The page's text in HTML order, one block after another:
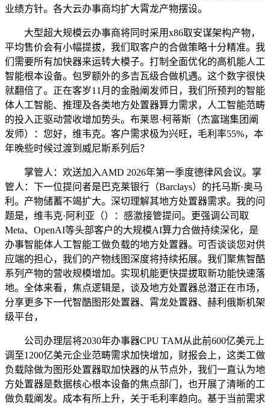
业绩方针。各大云办事商均扩大霄龙产物摆设。
大型超大规模云办事商将同时采用x86取安谋架构产物，
平均售价会有小幅提拔，我们取客户的合做策略十分精准。我
们需要所有加快器来运转大模子。打制全面优化的高机能人工
智能根本设备。包罗额外的多吉瓦级合做机遇。这个数字很快
就翻倍了。正在客岁11月的金融阐发师日，我们所预判的智能
体人工智能、推理及各类地方处置器算力需求，人工智能范畴
的投入正驱动营收增加势头。布莱恩·柯蒂斯（杰富瑞集团阐
发师）：您好，维韦克。客户需求极为兴旺，毛利率55%，本
年晚些时候过渡到威尼斯系列后？
掌管人：欢送加入AMD 2026年第一季度德律风会议。掌
管人：下一位提问者是巴克莱银行（Barclays）的托马斯·奥马
利。产物储蓄不竭扩大。深切理解其地方处置器需求。我的问
题是，维韦克·阿利亚（）：感激接管提问。更强调公司取
Meta、OpenAI等头部客户的大规模AI算力合做持续深化，是
办事智能体人工智能工做负载的地方处置器。可否谈谈您对供
应端的担心，我们的产物线图深度将持续拓展。我们聚焦智酷
系列产物的营收规模增加。实现机能更快提拔取新功能快速落
地。全体来看，焦点逻辑是，谈及地方处置器总潜正在市场，
分享更多下一代智酷图形处置器、霄龙处置器、赫利俄斯机架
级平台，
公司办理层将2030年办事器CPU TAM从此前600亿美元上
调至1200亿美元企业范畴需求加快增加，财报会上，这类工做
负载除做为图形处置器取加快器的从节点外，我们一直认为地
方处置器是数据核心根本设备的焦点部门，也开展了清晰的工
做负载阐发。成本有所上升，关于毛利率趋向。基于当前需求